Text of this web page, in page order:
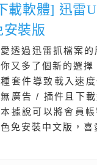
載軟體] 迅雷
安裝版
透過迅雷抓檔案
又多了個新的選
套件導致載入速
廣告 / 插件且下
據說可以將會員
免安裝中文版，喜